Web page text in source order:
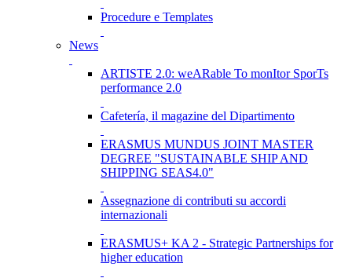
Procedure e Templates
News
ARTISTE 2.0: weARable To monItor SporTs
performance 2.0
Cafetería, il magazine del Dipartimento
ERASMUS MUNDUS JOINT MASTER
DEGREE "SUSTAINABLE SHIP AND
SHIPPING SEAS4.0"
Assegnazione di contributi su accordi
internazionali
ERASMUS+ KA 2 - Strategic Partnerships for
higher education